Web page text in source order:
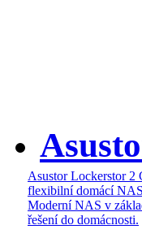
Asustor Lockerstor
flexibilní domácí
Moderní NAS v
řešení do domácnosti.